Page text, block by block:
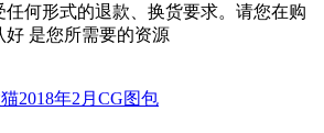
任何形式的退款、换货要求。请您在购
好 是您所需要的资源
2018年2月CG图包